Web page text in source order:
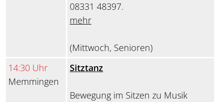
08331 48397.
mehr
(Mittwoch, Senioren)
14:30 Uhr
Memmingen
Sitztanz
Bewegung im Sitzen zu Musik